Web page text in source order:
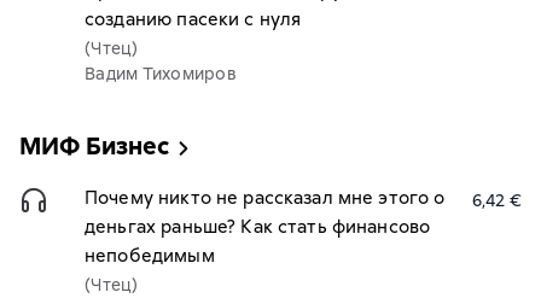
созданию пасеки с нуля
(Чтец)
Вадим Тихомиров
МИФ Бизнес
Почему никто не рассказал мне этого о
деньгах раньше? Как стать финансово
непобедимым
(Чтец)
6,42 €